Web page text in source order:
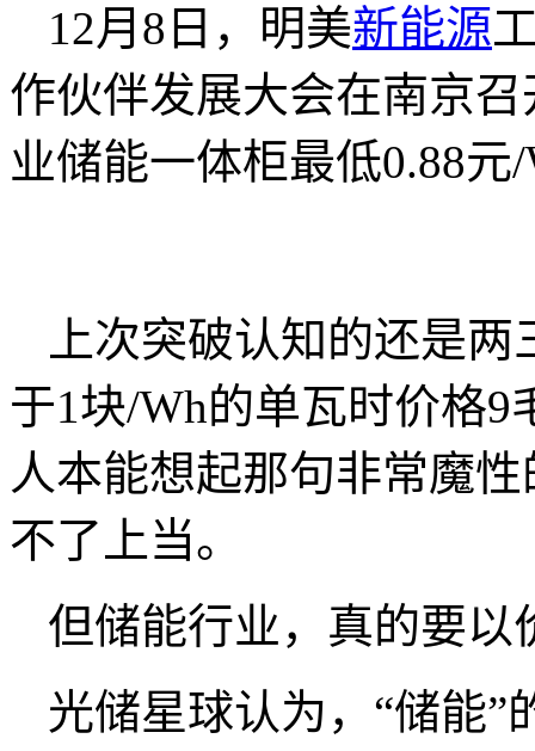
12月8日，明美新能源
作伙伴发展大会在南京
业储能一体柜最低0.88元
上次突破认知的还是
于1块/Wh的单瓦时价格9
人本能想起那句非常魔
不了上当。
但储能行业，真的要以
光储星球认为，“储能